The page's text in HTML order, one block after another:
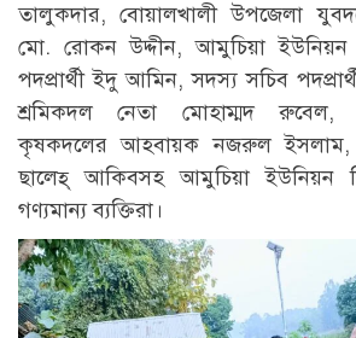
তালুকদার, বোয়ালখালী উপজেলা
মো. রোকন উদ্দীন, আমুচিয়া
পদপ্রার্থী ইদু আমিন, সদস্য সচিব
শ্রমিকদল নেতা মোহাম্মদ রুবেল,
কৃষকদলের আহবায়ক নজরুল ইসলাম,
ছালেহ্ আকিবসহ আমুচিয়া ইউনিয়ন
গণ্যমান্য ব্যক্তিরা।